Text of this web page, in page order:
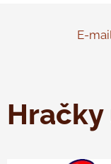
E-mail:
Hračky